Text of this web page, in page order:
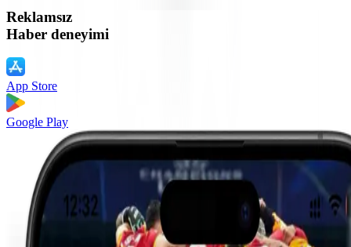
Reklamsız
Haber deneyimi
App Store
Google Play